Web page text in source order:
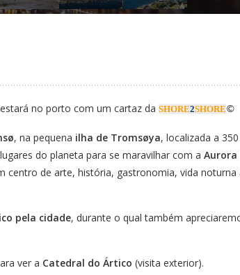
no porto com um cartaz da SHORE2SHORE©
, na pequena ilha de Tromsøya, localizada a
do planeta para se maravilhar com a Aurora
centro de arte, história, gastronomia, vida noturna
pela cidade, durante o qual também
ver a Catedral do Ártico (visita exterior).